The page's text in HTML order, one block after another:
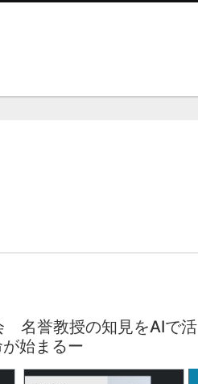
名誉教授の知見をAIで活
始まるー